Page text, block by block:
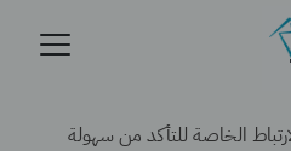
العربية السعودية
الخاصة للتأكد من سهولة